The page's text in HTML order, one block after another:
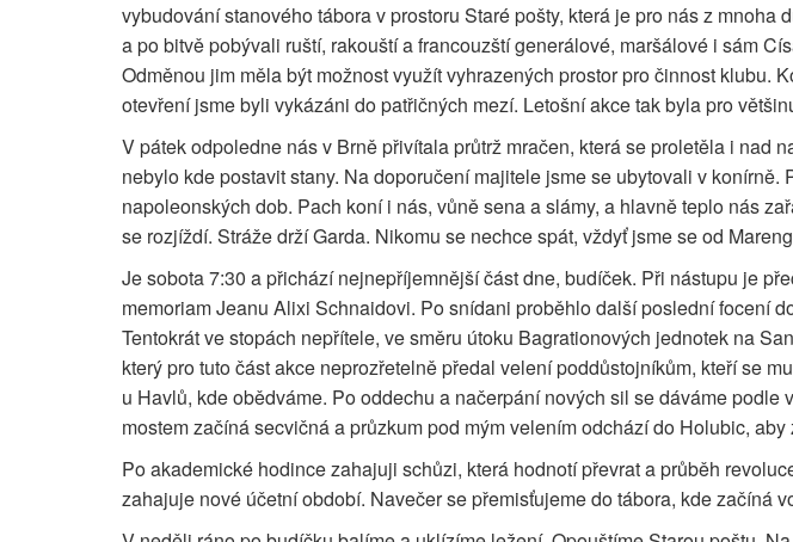
vybudování stanového tábora v prostoru Staré pošty, která je pro nás z
a po bitvě pobývali ruští, rakouští a francouzští generálové, maršálové i sám
Odměnou jim měla být možnost využít vyhrazených prostor pro činnost
otevření jsme byli vykázáni do patřičných mezí. Letošní akce tak byla pro
V pátek odpoledne nás v Brně přivítala průtrž mračen, která se proletěla i nad
nebylo kde postavit stany. Na doporučení majitele jsme se ubytovali v
napoleonských dob. Pach koní i nás, vůně sena a slámy, a hlavně teplo nás
se rozjíždí. Stráže drží Garda. Nikomu se nechce spát, vždyť jsme se od
Je sobota 7:30 a přichází nejnepříjemnější část dne, budíček. Při nástupu je
memoriam Jeanu Alixi Schnaidovi. Po snídani proběhlo další poslední focení
Tentokrát ve stopách nepřítele, ve směru útoku Bagrationových jednotek na
který pro tuto část akce neprozřetelně předal velení poddůstojníkům, kteří se
u Havlů, kde obědváme. Po oddechu a načerpání nových sil se dáváme
mostem začíná secvičná a průzkum pod mým velením odchází do Holubic,
Po akademické hodince zahajuji schůzi, která hodnotí převrat a průběh
zahajuje nové účetní období. Navečer se přemisťujeme do tábora, kde začíná